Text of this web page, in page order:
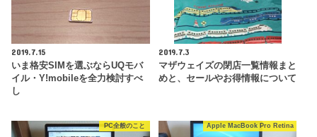
2019.7.15
いま格安SIMを選ぶならUQモバ
イル・Y!mobileを全力検討すべ
し
2019.7.3
マザウェイズの閉店一覧情報まと
めと、セールやお得情報について
PC全般のこと Apple MacBook Pro Retina